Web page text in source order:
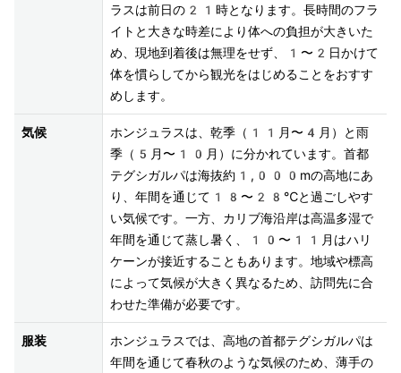
ラスは前日の21時となります。長時間のフラ
イトと大きな時差により体への負担が大きいた
め、現地到着後は無理をせず、1〜2日かけて
体を慣らしてから観光をはじめることをおすす
めします。
気候
ホンジュラスは、乾季（11月〜4月）と雨
季（5月〜10月）に分かれています。首都
テグシガルパは海抜約1,000mの高地にあ
り、年間を通じて18〜28℃と過ごしやす
い気候です。一方、カリブ海沿岸は高温多湿で
年間を通じて蒸し暑く、10〜11月はハリ
ケーンが接近することもあります。地域や標高
によって気候が大きく異なるため、訪問先に合
わせた準備が必要です。
服装
ホンジュラスでは、高地の首都テグシガルパは
年間を通じて春秋のような気候のため、薄手の